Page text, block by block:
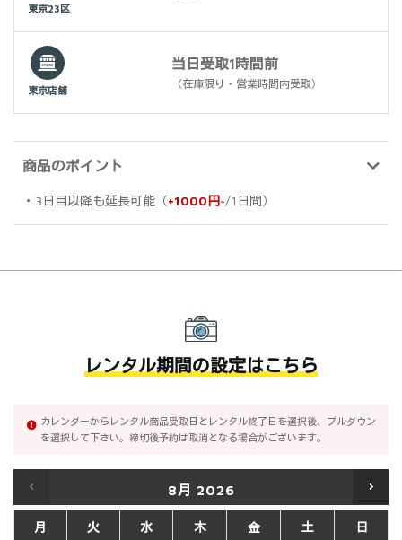
東京23区
東京店舗
当日受取1時間前
（在庫限り・営業時間内受取）
商品のポイント
・3日目以降も延長可能（+1000円~/1日間）
レンタル期間の設定はこちら
カレンダーからレンタル商品受取日とレンタル終了日を選択後、プルダウン
を選択して下さい。締切後予約は取消となる場合がございます。
8月 2026
月 火 水 木 金 土 日